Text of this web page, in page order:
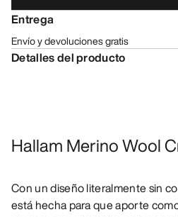
Entrega
Envío y devoluciones gratis
Detalles del producto
Hallam Merino Wool
Con un diseño literalmente sin
está hecha para que aporte